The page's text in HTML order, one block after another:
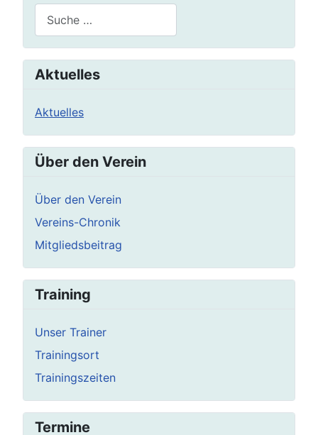
Aktuelles
Aktuelles
Über den Verein
Über den Verein
Vereins-Chronik
Mitgliedsbeitrag
Training
Unser Trainer
Trainingsort
Trainingszeiten
Termine